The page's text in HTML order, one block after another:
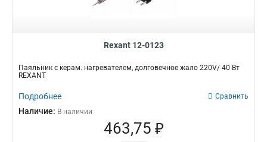
Rexant 12-0123
Паяльник с керам. нагревателем, долговечное жало 220V/ 40 Вт
REXANT
Подробнее Сравнить
Наличие: В наличии
463,75 ₽